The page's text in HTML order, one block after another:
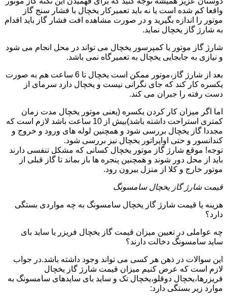
واقعا کم شده است یا نه باید تعمیرکار یخچال با فشار سنج گاز
موتور را اندازه بگیرید و در صورت مشاهده افت فشار گاز باید اقدام
به شارژ گاز یخچال نماید.
شارژ گاز موتور یا کمپرسور یخچال می تواند در محل انجام می شود
و نیازی به جابجایی یخچال به تعمیرگاه نمی باشد.
بعد از شارژ گاز،موتور ممکن است یخچال تا 6 ساعت هم به صورت
یکسره کار کند که جای نگرانی نیست و یخچال دارد سرمای از
دست رفته را جبران می کند.
اما اگر میزان کار کردن یکسره (یعنی موتور یخچال مدت زمان
کمتری استراحت داشته باشد)بیش از 10 ساعت باشد لازم است که
مجددا گاز یخچال بررسی شود و همچنین لوله های ورود و خروج و
کندانسور و حتی اواپراتور یخچال نیز بررسی شود.
توجه! موقع شارژ گاز موتور یخچال کسانی که مشکل تنفسی دارند
باید از محل دور شوند و همچنین پنجره ها باز بماند تا گاز قبلی از
موتور خارج و کلا از منزل بیرون رود.
قیمت شارژ گاز یخچال سامسونگ
هزینه یا قیمت شارژ گاز یخچال سامسونگ به چه مواردی بستگی
دارد؟
چه عواملی در تعیین میزان قیمت گاز یخچال فریزر یا ساید بای
ساید سامسونگ دخالت دارند؟
این سوالات در ذهن هر کسی می تواند وجود داشته باشد.در جواب
لازم است که عرض کنیم میزان قیمت شارژ گاز یخچال
فریزرها،یخچال دوقلو،یخچال تک و ساید بای سایدهای سامسونگ به
موارد زیر بستگی دارد: